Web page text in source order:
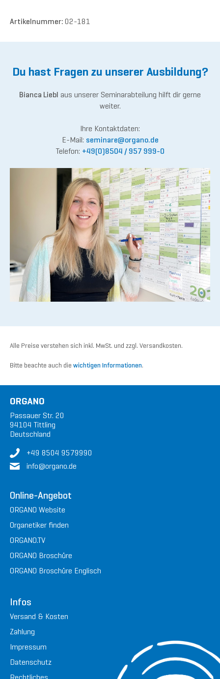
Artikelnummer: 02-181
Du hast Fragen zu unserer Ausbildung?
Bianca Liebl aus unserer Seminarabteilung hilft dir gerne
weiter.
Ihre Kontaktdaten:
E-Mail: seminare@organo.de
Telefon: +49(0)8504 / 957 999-0
Alle Preise verstehen sich inkl. MwSt. und zzgl. Versandkosten.
Bitte beachte auch die wichtigen Informationen.
ORGANO
Passauer Str. 20
94104 Tittling
Deutschland
+49 8504 9579990
info@organo.de
Online-Angebot
ORGANO Website
Organetiker finden
ORGANO.TV
ORGANO Broschüre
ORGANO Broschüre Englisch
Infos
Versand & Kosten
Zahlung
Impressum
Datenschutz